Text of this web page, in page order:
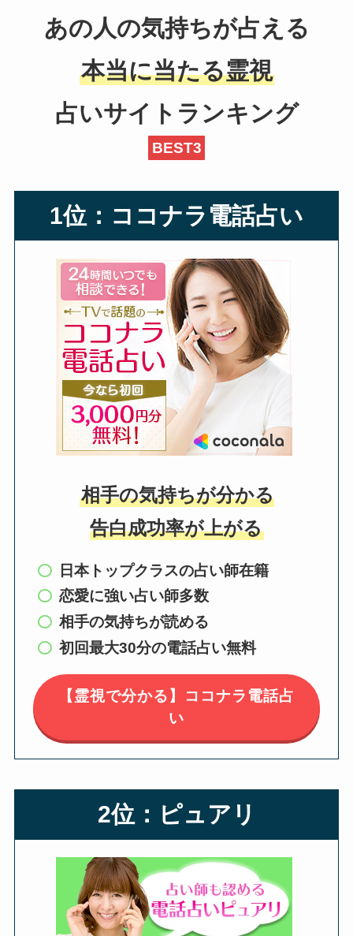
あの人の気持ちが占える
本当に当たる霊視
占いサイトランキング
BEST3
1位：ココナラ電話占い
相手の気持ちが分かる
告白成功率が上がる
日本トップクラスの占い師在籍
恋愛に強い占い師多数
相手の気持ちが読める
初回最大30分の電話占い無料
【霊視で分かる】ココナラ電話占
い
2位：ピュアリ